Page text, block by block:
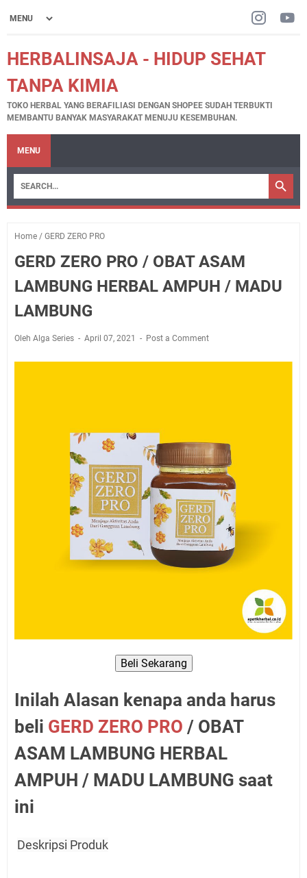
HERBALINSAJA - HIDUP SEHAT
TANPA KIMIA
TOKO HERBAL YANG BERAFILIASI DENGAN SHOPEE SUDAH TERBUKTI
MEMBANTU BANYAK MASYARAKAT MENUJU KESEMBUHAN.
MENU
Home / GERD ZERO PRO
GERD ZERO PRO / OBAT ASAM
LAMBUNG HERBAL AMPUH / MADU
LAMBUNG
Oleh Alga Series April 07, 2021 Post a Comment
Beli Sekarang
Inilah Alasan kenapa anda harus
beli GERD ZERO PRO / OBAT
ASAM LAMBUNG HERBAL
AMPUH / MADU LAMBUNG saat
ini
Deskripsi Produk